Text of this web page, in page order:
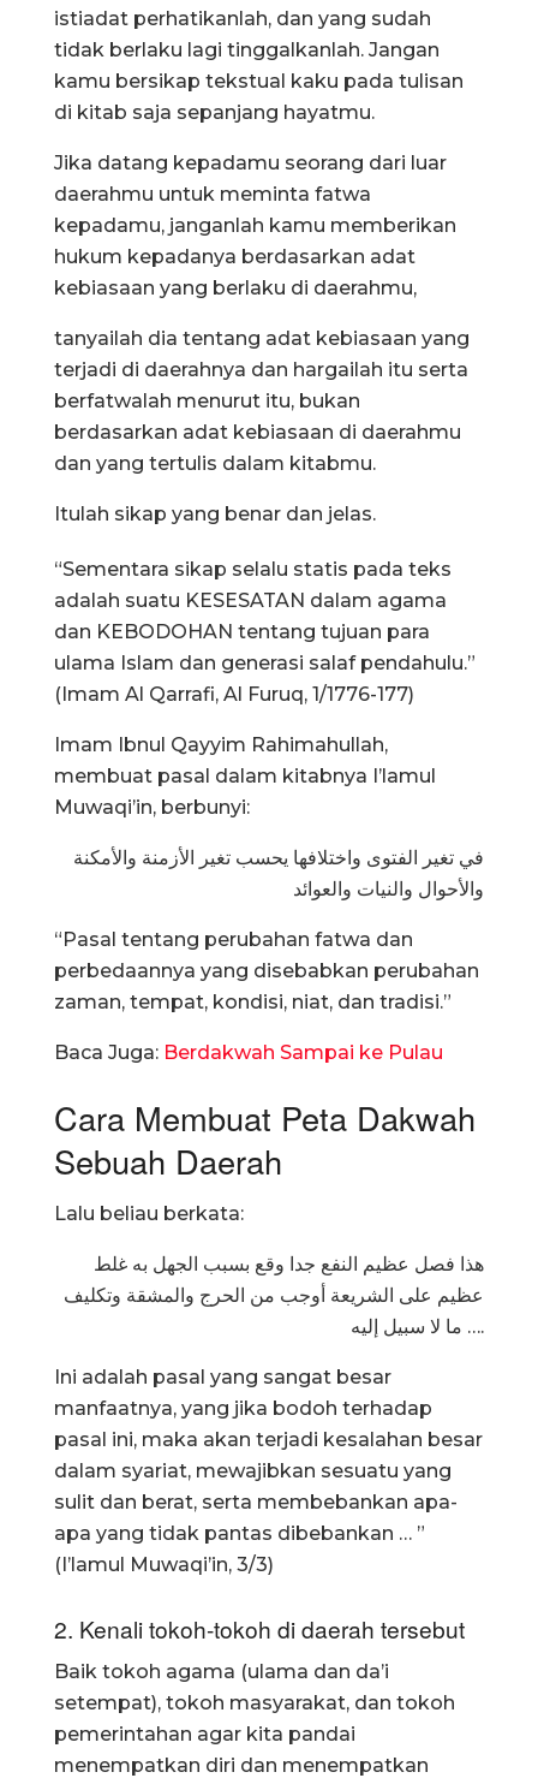
istiadat perhatikanlah, dan yang sudah
tidak berlaku lagi tinggalkanlah. Jangan
kamu bersikap tekstual kaku pada tulisan
di kitab saja sepanjang hayatmu.
Jika datang kepadamu seorang dari luar
daerahmu untuk meminta fatwa
kepadamu, janganlah kamu memberikan
hukum kepadanya berdasarkan adat
kebiasaan yang berlaku di daerahmu,
tanyailah dia tentang adat kebiasaan yang
terjadi di daerahnya dan hargailah itu serta
berfatwalah menurut itu, bukan
berdasarkan adat kebiasaan di daerahmu
dan yang tertulis dalam kitabmu.
Itulah sikap yang benar dan jelas.
“Sementara sikap selalu statis pada teks
adalah suatu KESESATAN dalam agama
dan KEBODOHAN tentang tujuan para
ulama Islam dan generasi salaf pendahulu.”
(Imam Al Qarrafi, Al Furuq, 1/1776-177)
Imam Ibnul Qayyim Rahimahullah,
membuat pasal dalam kitabnya I’lamul
Muwaqi’in, berbunyi:
في تغير الفتوى واختلافها يحسب تغير الأزمنة والأمكنة
والأحوال والنيات والعوائد
“Pasal tentang perubahan fatwa dan
perbedaannya yang disebabkan perubahan
zaman, tempat, kondisi, niat, dan tradisi.”
Baca Juga: Berdakwah Sampai ke Pulau
Cara Membuat Peta Dakwah
Sebuah Daerah
Lalu beliau berkata:
هذا فصل عظيم النفع جدا وقع بسبب الجهل به غلط
عظيم على الشريعة أوجب من الحرج والمشقة وتكليف
ما لا سبيل إليه ….
Ini adalah pasal yang sangat besar
manfaatnya, yang jika bodoh terhadap
pasal ini, maka akan terjadi kesalahan besar
dalam syariat, mewajibkan sesuatu yang
sulit dan berat, serta membebankan apa-
apa yang tidak pantas dibebankan … ”
(I’lamul Muwaqi’in, 3/3)
2. Kenali tokoh-tokoh di daerah tersebut
Baik tokoh agama (ulama dan da’i
setempat), tokoh masyarakat, dan tokoh
pemerintahan agar kita pandai
menempatkan diri dan menempatkan